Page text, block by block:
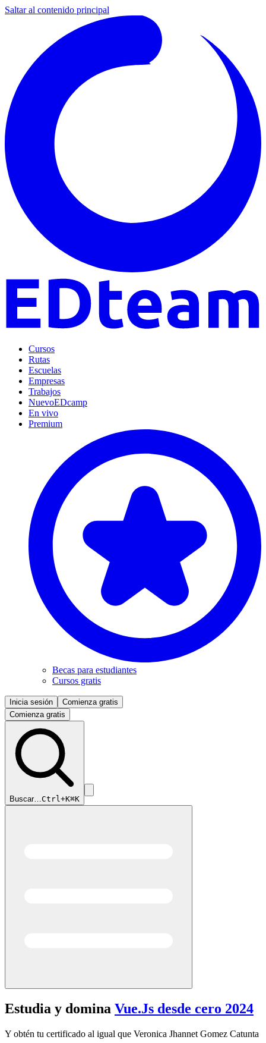
Saltar al contenido principal
Cursos
Rutas
Escuelas
Empresas
Trabajos
NuevoEDcamp
En vivo
Premium
Becas para estudiantes
Cursos gratis
Inicia sesión
Comienza gratis
Comienza gratis
Buscar…Ctrl+K⌘K
Estudia y domina Vue.Js desde cero 2024
Y obtén tu certificado al igual que Veronica Jhannet Gomez Catunta